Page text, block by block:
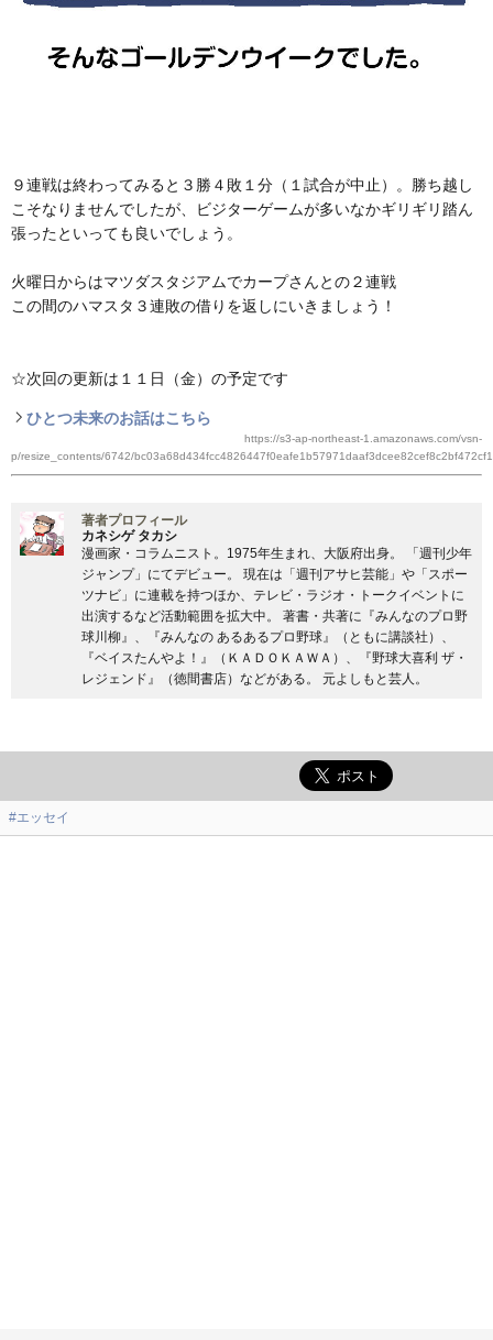
９連戦は終わってみると３勝４敗１分（１試合が中止）。勝ち越し
こそなりませんでしたが、ビジターゲームが多いなかギリギリ踏ん
張ったといっても良いでしょう。
火曜日からはマツダスタジアムでカープさんとの２連戦
この間のハマスタ３連敗の借りを返しにいきましょう！
☆次回の更新は１１日（金）の予定です
ひとつ未来のお話はこちら
https://s3-ap-northeast-1.amazonaws.com/vsn-
p/resize_contents/6742/
著者プロフィール
カネシゲ タカシ
漫画家・コラムニスト。1975年生まれ、大阪府出身。 「週刊少年
ジャンプ」にてデビュー。 現在は「週刊アサヒ芸能」や「スポー
ツナビ」に連載を持つほか、テレビ・ラジオ・トークイベントに
出演するなど活動範囲を拡大中。 著書・共著に『みんなのプロ野
球川柳』、『みんなの あるあるプロ野球』（ともに講談社）、
『ベイスたんやよ！』（ＫＡＤＯＫＡＷＡ）、『野球大喜利 ザ・
レジェンド』（徳間書店）などがある。 元よしもと芸人。
#エッセイ